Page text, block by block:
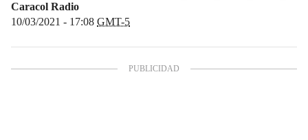
Caracol Radio
10/03/2021 - 17:08 GMT-5